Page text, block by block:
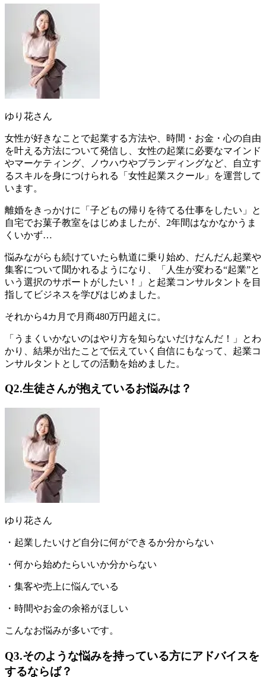
ゆり花さん
女性が好きなことで起業する方法や、時間・お金・心の自由
を叶える方法について発信し、女性の起業に必要なマインド
やマーケティング、ノウハウやブランディングなど、自立す
るスキルを身につけられる「 女性起業スクール 」を運営して
います。
離婚をきっかけに「子どもの帰りを待てる仕事をしたい」と
自宅でお菓子教室をはじめましたが、2年間はなかなかうま
くいかず…
悩みながらも続けていたら軌道に乗り始め、だんだん起業や
集客について聞かれるようになり、「人生が変わる“起業”と
いう選択のサポートがしたい！」と起業コンサルタントを目
指してビジネスを学びはじめました。
それから4カ月で月商480万円超えに 。
「うまくいかないのはやり方を知らないだけなんだ！」とわ
かり、結果が出たことで伝えていく自信にもなって、起業コ
ンサルタントとしての活動を始めました。
Q2.生徒さんが抱えているお悩みは？
ゆり花さん
・起業したいけど自分に何ができるか分からない
・何から始めたらいいか分からない
・集客や売上に悩んでいる
・時間やお金の余裕がほしい
こんなお悩みが多いです。
Q3.そのような悩みを持っている方にアドバイスを
するならば？